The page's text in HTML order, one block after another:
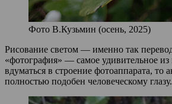
Фото В.Кузьмин (осень, 2025)
Рисование светом — именно так
«фотография» — самое удивительное из
вдуматься в строение фотоаппарата, то
полностью подобен человеческому глазу.